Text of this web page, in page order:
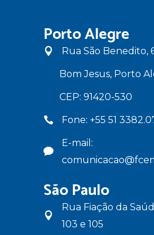
Porto Alegre
Rua São Benedito,
Bom Jesus, Porto
CEP: 91420-530
Fone: +55 51
E-mail:
São Paulo
Rua Fiação da
103 e 105